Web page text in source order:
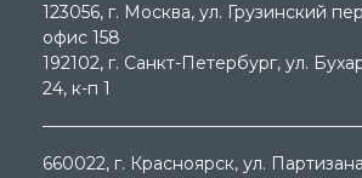
123056, г. Москва, ул. Грузинский
офис 158
192102, г. Санкт-Петербург, ул.
24, к-п 1
660022, г. Красноярск, ул. Партизана